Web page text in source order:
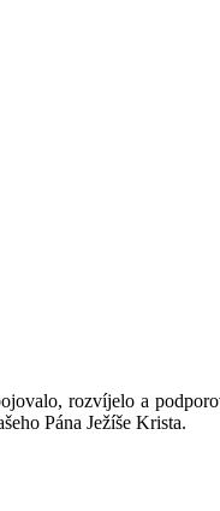
rozvíjelo a
Pána Ježíše Krista.